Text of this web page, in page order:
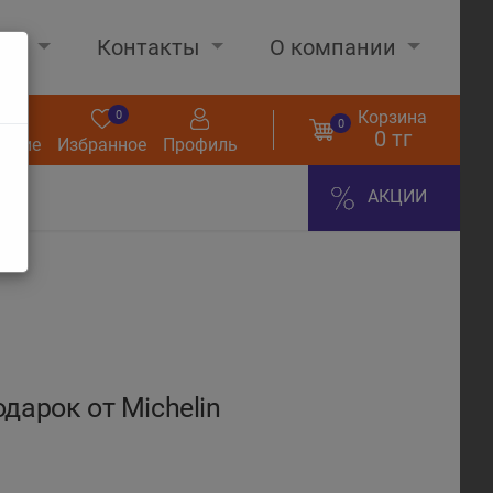
Контакты О компании
Избранное
0
Профиль
0 Корзина
0 тг
АКЦИИ
от Michelin